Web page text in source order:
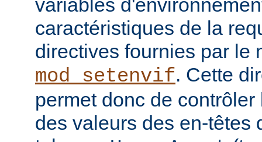
variables
caractéristiques de la
directives fournies par le
mod_setenvif. Cette
permet donc de
des valeurs des en-têtes